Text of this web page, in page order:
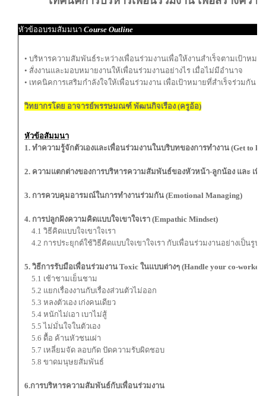
หัวข้ออบรมสัมมนา Course Outline
• บริหารความสัมพันธ์ระหว่างเพื่อนร่วมงานเพื่อให้งานสำเร็จตามเป้าหมา
• สั่งงานและมอบหมายงานให้เพื่อนร่วมงานอย่างไร เมื่อไม่มีอำนาจ
• เทคนิคการเสริมกำลังใจให้เพื่อนร่วมงาน เพื่อเป้าหมายที่สำเร็จร่วมกัน
วิทยากรโดย อาจารย์พรรษมณฑ์ พัฒนกิจเรือง (ครูอ้อ)
หัวข้อสัมมนา
1. ทำความรู้จักตัวเองและเพื่อนร่วมงานในบริบทของการทำงาน (Get to
2. ความแตกต่างของการบริหารความสัมพันธ์ของหัวหน้า-ลูกน้อง และ เพื่
3. การควบคุมอารมณ์ในการทำงานร่วมกัน (Emotional Managing)
4. การปลูกฝังความคิดแบบใจเขาใจเรา (Empathic Mindset)
4.1 วิธีคิดแบบใจเขาใจเรา
4.2 การประยุกต์ใช้วิธีคิดแบบใจเขาใจเรา กับเพื่อนร่วมงานอย่างเป็นรูป
5. วิธีการรับมือเพื่อนร่วมงาน Toxic ในแบบต่างๆ (Handle your co-
5.1 เช้าชามเย็นชาม
5.2 แยกเรื่องงานกับเรื่องส่วนตัวไม่ออก
5.3 หลงตัวเอง เก่งคนเดียว
5.4 หนักไม่เอา เบาไม่สู้
5.5 ไม่มั่นใจในตัวเอง
5.6 ดื้อ ค้านหัวชนเผ่า
5.7 เหลี่ยมจัด ลอบกัด ปัดความรับผิดชอบ
5.8 ขาดมนุษยสัมพันธ์
6.การบริหารความสัมพันธ์กับเพื่อนร่วมงาน